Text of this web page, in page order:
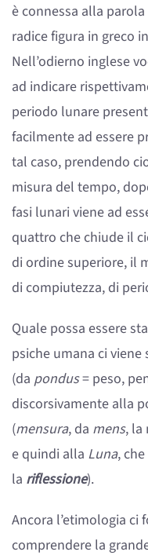
è connessa alla parola
radice figura in greco in
Nell’odierno inglese
ad indicare
periodo lunare
facilmente ad essere
tal caso, prendendo
misura del tempo,
fasi lunari viene ad
quattro che chiude il
di ordine superiore, il
di compiutezza, di
Quale possa essere
psiche umana ci
(da pondus= peso,
discorsivamente alla
(mensura, da mens, la
e quindi alla Luna,
la riflessione).
Ancora l’etimologia
comprendere la